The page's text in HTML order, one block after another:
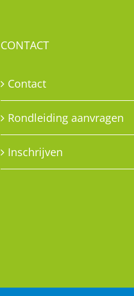
CONTACT
Contact
Rondleiding aanvragen
Inschrijven